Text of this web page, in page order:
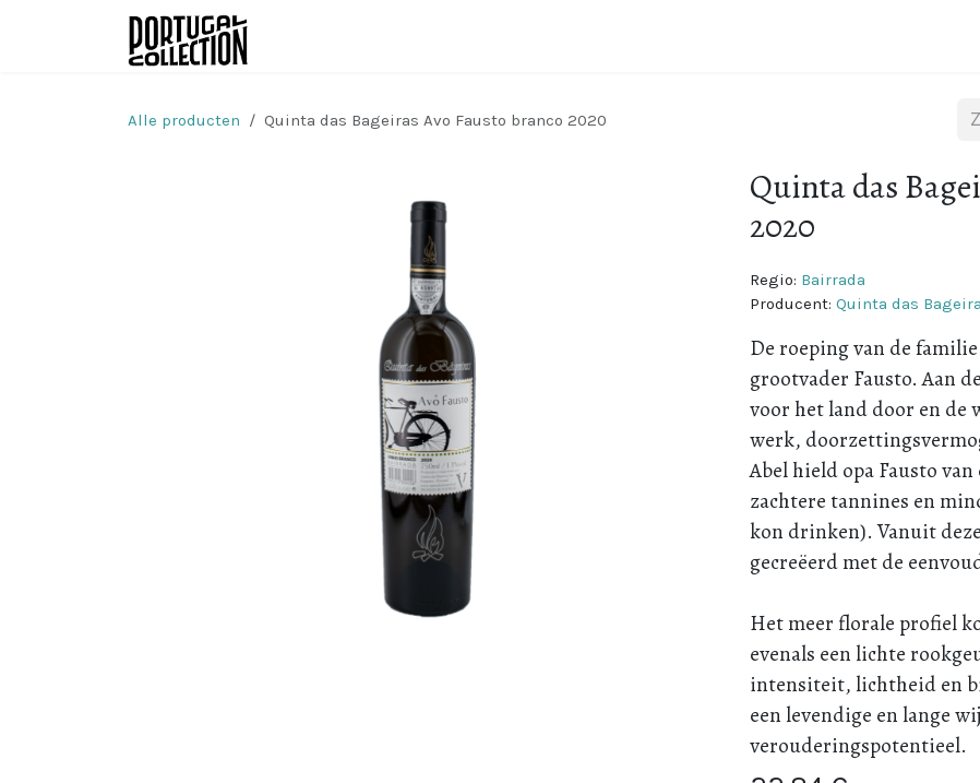
Overslaan naar inhoud
Alle producten Quinta das Bageiras Avo Fausto branco 2020
Quinta das
2020
Regio: Bairrada
Producent: Quinta das
De roeping van de
grootvader Fausto. Aan
voor het land door en de
werk,
Abel hield opa Fausto
zachtere tannines en
kon drinken). Vanuit
gecreëerd met de
Het meer florale profiel
evenals een lichte
intensiteit, lichtheid en
een levendige en lange
verouderingspotentieel.